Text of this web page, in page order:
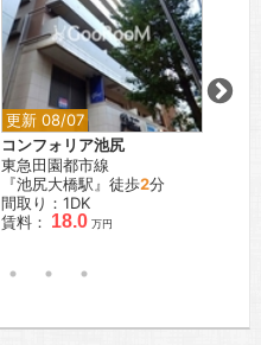
更新 08/07
コンフォリア池尻
東急田園都市線
『池尻大橋駅』徒歩2分
間取り：1DK
賃料： 18.0 万円